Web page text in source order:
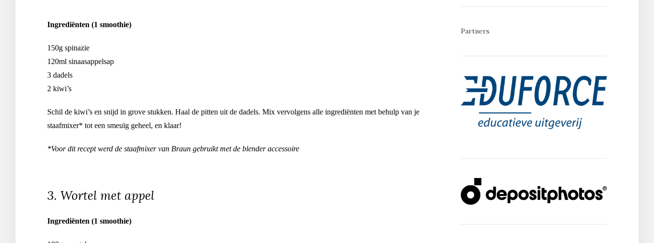
Ingrediënten (1 smoothie)
150g spinazie
120ml sinaasappelsap
3 dadels
2 kiwi’s
Schil de kiwi’s en snijd in grove stukken. Haal de pitten uit de dadels. Mix vervolgens alle ingrediënten met behulp van je
staafmixer* tot een smeuïg geheel, en klaar!
*Voor dit recept werd de staafmixer van Braun gebruikt met de blender accessoire
3. Wortel met appel
Ingrediënten (1 smoothie)
Partners